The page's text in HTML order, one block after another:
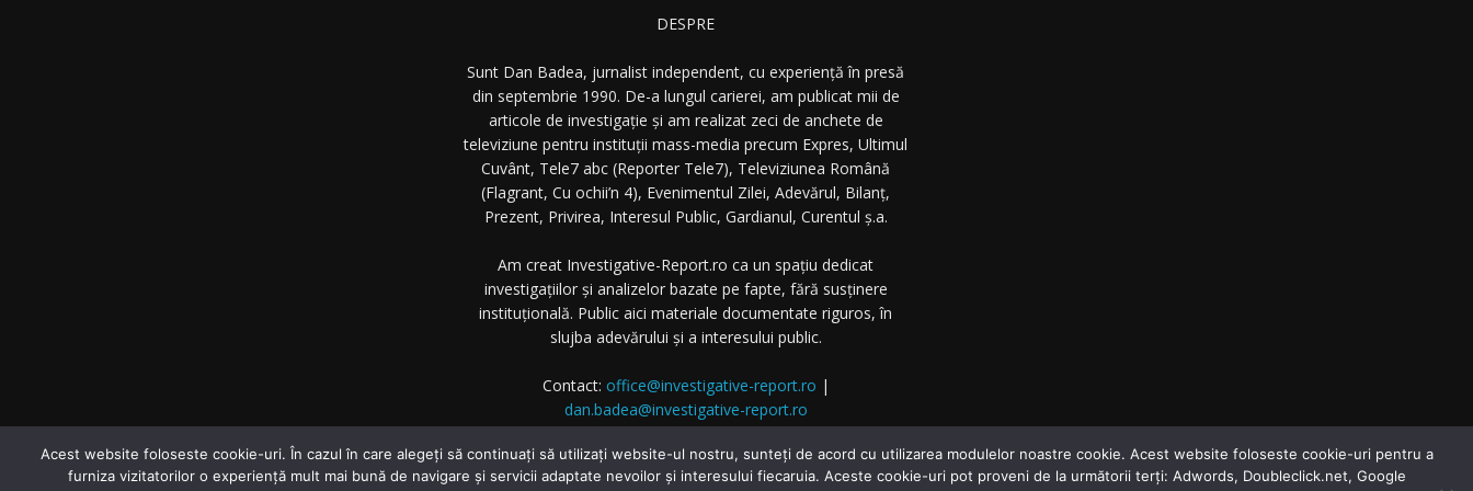
DESPRE
Sunt Dan Badea, jurnalist independent, cu experiență în presă
din septembrie 1990. De-a lungul carierei, am publicat mii de
articole de investigație și am realizat zeci de anchete de
televiziune pentru instituții mass-media precum Expres, Ultimul
Cuvânt, Tele7 abc (Reporter Tele7), Televiziunea Română
(Flagrant, Cu ochii’n 4), Evenimentul Zilei, Adevărul, Bilanț,
Prezent, Privirea, Interesul Public, Gardianul, Curentul ș.a.
Am creat Investigative-Report.ro ca un spațiu dedicat
investigațiilor și analizelor bazate pe fapte, fără susținere
instituțională. Public aici materiale documentate riguros, în
slujba adevărului și a interesului public.
Contact: office@investigative-report.ro |
dan.badea@investigative-report.ro
© 2025 Investigative-Report.ro. Toate drepturile rezervate.
Acest website foloseste cookie-uri. În cazul în care alegeți să continuați să utilizați website-ul nostru, sunteți de acord cu utilizarea modulelor noastre cookie. Acest website foloseste cookie-uri pentru a
furniza vizitatorilor o experiență mult mai bună de navigare și servicii adaptate nevoilor și interesului fiecaruia. Aceste cookie-uri pot proveni de la următorii terți: Adwords, Doubleclick.net, Google